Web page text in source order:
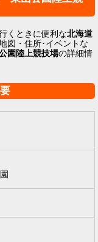
くときに便利な北海道
図・住所･イベントな
園陸上競技場の詳細情